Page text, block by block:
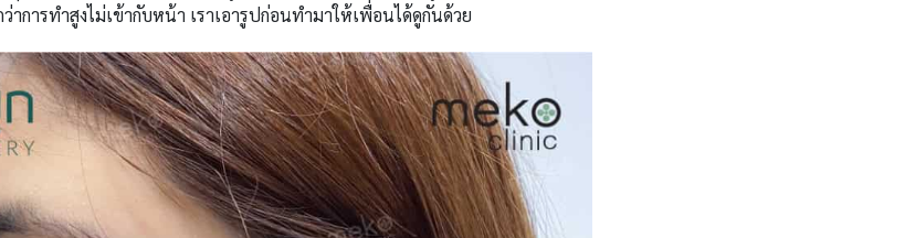
ว่าการทำสูงไม่เข้ากับหน้า เราเอารูปก่อนทำมาให้เพื่อนได้ดูกันด้วย